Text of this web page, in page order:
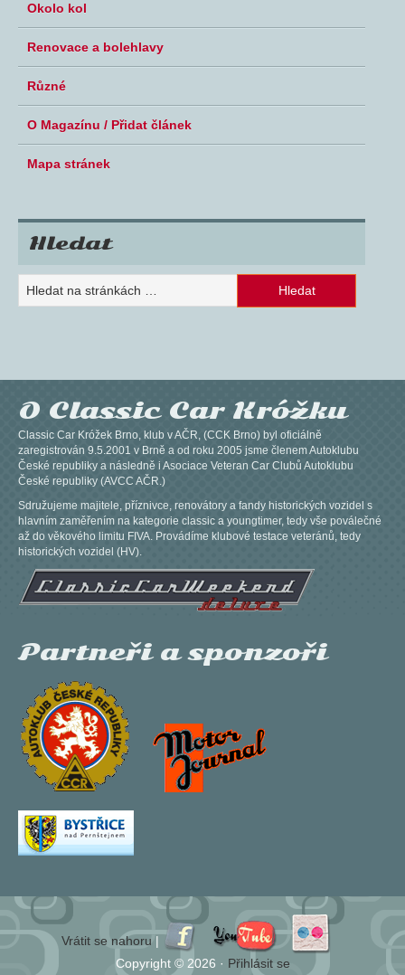
Okolo kol
Renovace a bolehlavy
Různé
O Magazínu / Přidat článek
Mapa stránek
Hledat
O Classic Car Króžku
Classic Car Króžek Brno, klub v AČR, (CCK Brno) byl oficiálně
zaregistrován 9.5.2001 v Brně a od roku 2005 jsme členem Autoklubu
České republiky a následně i Asociace Veteran Car Clubů Autoklubu
České republiky (AVCC AČR.)
Sdružujeme majitele, příznivce, renovátory a fandy historických vozidel s
hlavním zaměřením na kategorie classic a youngtimer, tedy vše poválečné
až do věkového limitu FIVA. Provádíme klubové testace veteránů, tedy
historických vozidel (HV).
Partneři a sponzoři
Vrátit se nahoru |
Copyright © 2026 · Přihlásit se